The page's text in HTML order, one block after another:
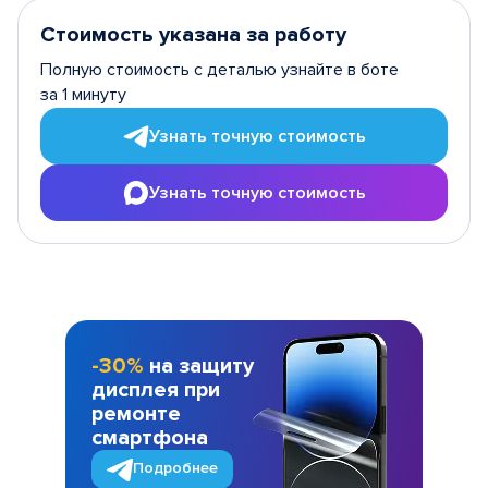
Стоимость указана за работу
Полную стоимость с деталью узнайте в боте
за 1 минуту
Узнать точную стоимость
Узнать точную стоимость
-30% на защиту
дисплея при
ремонте
смартфона
Подробнее